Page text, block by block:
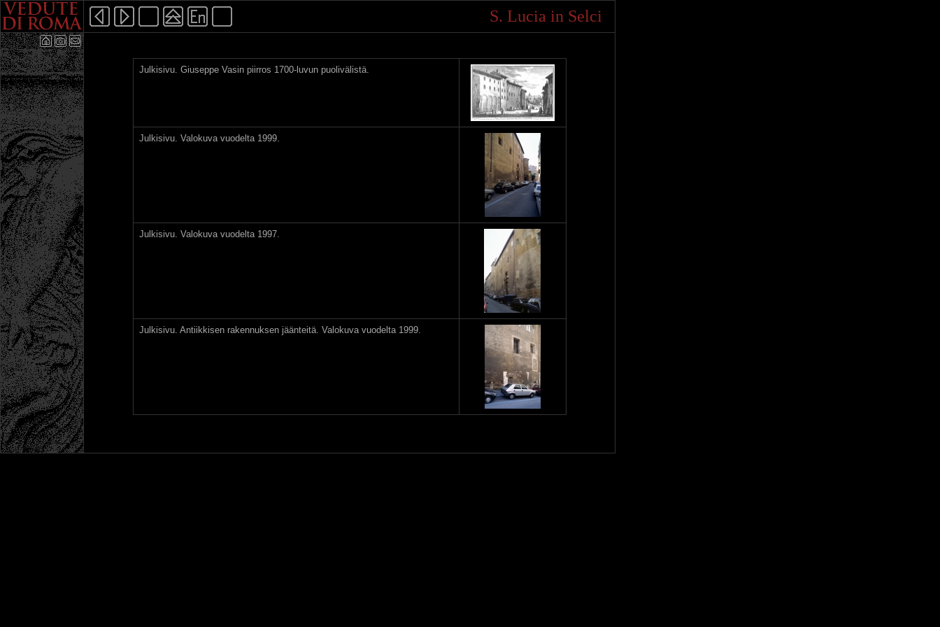
S. Lucia in Selci
Julkisivu. Giuseppe Vasin piirros 1700-luvun puolivälistä.
Julkisivu. Valokuva vuodelta 1999.
Julkisivu. Valokuva vuodelta 1997.
Julkisivu. Antiikkisen rakennuksen jäänteitä. Valokuva vuodelta 1999.